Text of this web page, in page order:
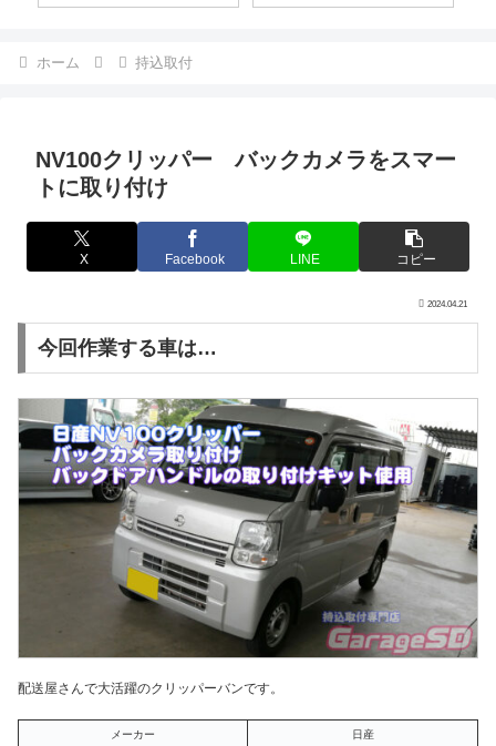
ホーム 持込取付
NV100クリッパー バックカメラをスマー
トに取り付け
X Facebook LINE コピー
2024.04.21
今回作業する車は…
配送屋さんで大活躍のクリッパーバンです。
メーカー 日産